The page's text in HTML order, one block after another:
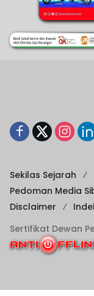
Sekilas Sejarah
Pedoman Media
Disclaimer
Sertifikat Dewan